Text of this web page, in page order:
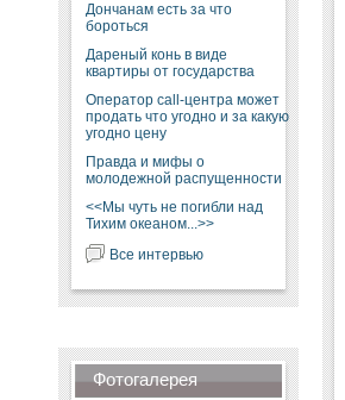
Дончанам есть за что
бороться
Дареный конь в виде
квартиры от государства
Оператор call-центра может
продать что угодно и за какую
угодно цену
Правда и мифы о
молодежной распущенности
<<Мы чуть не погибли над
Тихим океаном...>>
Все интервью
Фотогалерея